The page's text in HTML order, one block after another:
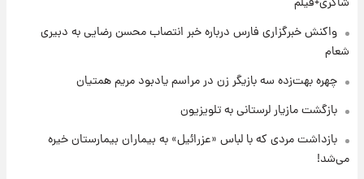
تصاویر کمتر دیده‌شده از شهیدان حاجی‌زاده و
باقری؛ فرماندهان شهید هوافضای ایران
۱ روز پیش
واکنش خبرگزاری فارس درباره خبر انتصاب محسن رضایی به دبیری
شعام
چهره بهت‌زده سه بازیگر زن در مراسم یادبود مریم همتیان
بازگشت مازیار لرستانی به تلویزیون
بازداشت مردی که با لباس «عزرائیل» به بیماران بیمارستان خیره
می‌شد!